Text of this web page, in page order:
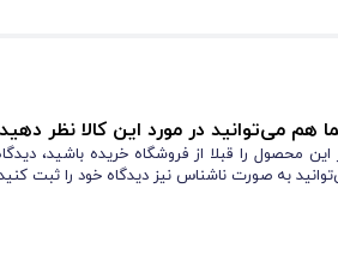
هم می‌توانید در مورد این کالا نظر
این محصول را قبلا از فروشگاه خریده باشید،
به صورت ناشناس نیز دیدگاه خود را ثبت